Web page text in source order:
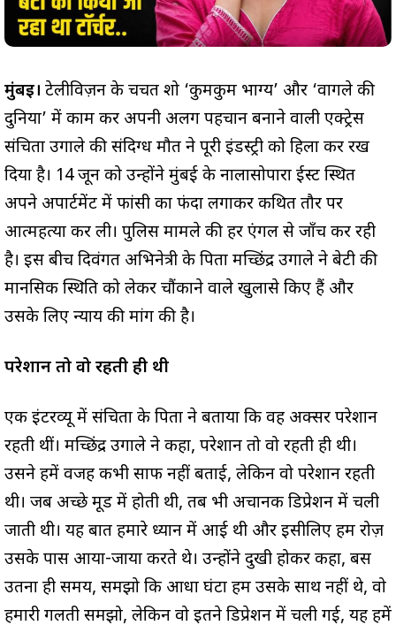
मुंबई। टेलीविज़न के चर्चित शो ‘कुमकुम भाग्य’ और ‘वागले की
दुनिया’ में काम कर अपनी अलग पहचान बनाने वाली एक्ट्रेस
संचिता उगाले की संदिग्ध मौत ने पूरी इंडस्ट्री को हिला कर रख
दिया है। 14 जून को उन्होंने मुंबई के नालासोपारा ईस्ट स्थित
अपने अपार्टमेंट में फांसी का फंदा लगाकर कथित तौर पर
आत्महत्या कर ली। पुलिस मामले की हर एंगल से जाँच कर रही
है। इस बीच दिवंगत अभिनेत्री के पिता मच्छिंद्र उगाले ने बेटी की
मानसिक स्थिति को लेकर चौंकाने वाले खुलासे किए हैं और
उसके लिए न्याय की मांग की है।
परेशान तो वो रहती ही थी
एक इंटरव्यू में संचिता के पिता ने बताया कि वह अक्सर परेशान
रहती थीं। मच्छिंद्र उगाले ने कहा, परेशान तो वो रहती ही थी।
उसने हमें वजह कभी साफ नहीं बताई, लेकिन वो परेशान रहती
थी। जब अच्छे मूड में होती थी, तब भी अचानक डिप्रेशन में चली
जाती थी। यह बात हमारे ध्यान में आई थी और इसीलिए हम रोज़
उसके पास आया-जाया करते थे। उन्होंने दुखी होकर कहा, बस
उतना ही समय, समझो कि आधा घंटा हम उसके साथ नहीं थे, वो
हमारी गलती समझो, लेकिन वो इतने डिप्रेशन में चली गई, यह हमें